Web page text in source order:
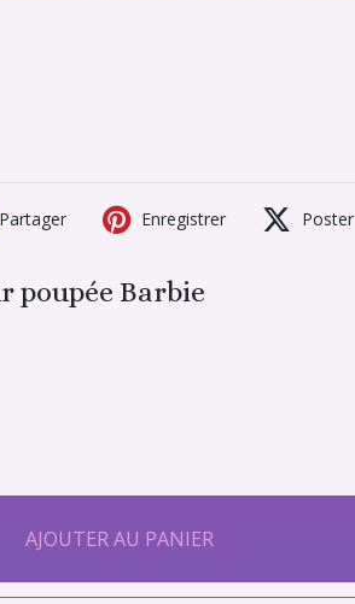
Partager Enregistrer Poster
poupée Barbie
AJOUTER AU PANIER